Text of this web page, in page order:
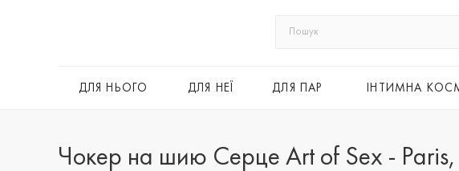
ДЛЯ НЬОГО ДЛЯ НЕЇ ДЛЯ ПАР ІНТИМНА
Чокер на шию Серце Art of Sex - Paris,